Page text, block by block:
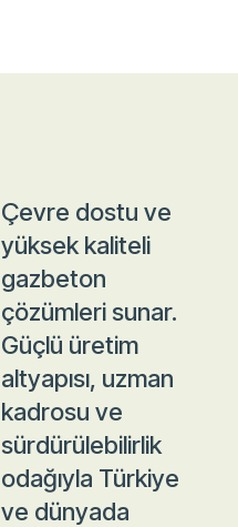
Çevre dostu ve
yüksek kaliteli
gazbeton
çözümleri sunar.
Güçlü üretim
altyapısı, uzman
kadrosu ve
sürdürülebilirlik
odağıyla Türkiye
ve dünyada